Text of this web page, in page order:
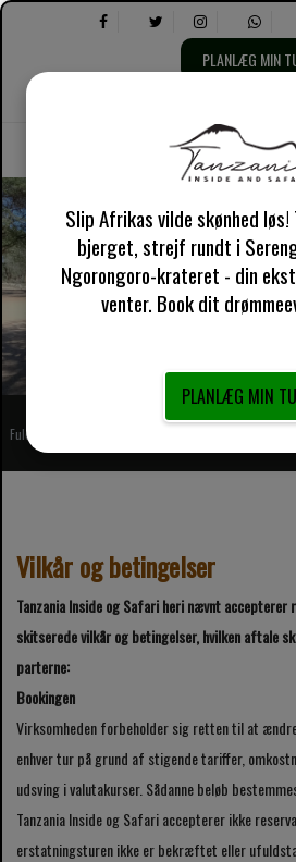
PLANLÆG MIN
Vilkår og betingelser -
Fuldt registreret afrikansk lokal rejsearrangør
Vilkår og betingelser
Tanzania Inside og Safari heri nævnt
skitserede vilkår og betingelser, hvilken aftale
parterne:
Bookingen
Virksomheden forbeholder sig retten til at
enhver tur på grund af stigende tariffer,
udsving i valutakurser. Sådanne beløb
Tanzania Inside og Safari accepterer ikke
erstatningsturen ikke er bekræftet eller
Slip Afrikas vilde skønhed
bjerget, strejf rundt i
Ngorongoro-krateret - din
venter. Book dit
PLANLÆG MIN